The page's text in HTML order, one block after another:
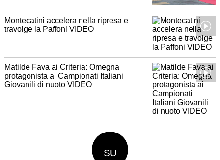
Montecatini accelera nella ripresa e
travolge la Paffoni VIDEO
Matilde Fava ai Criteria: Omegna
protagonista ai Campionati Italiani
Giovanili di nuoto VIDEO
SU